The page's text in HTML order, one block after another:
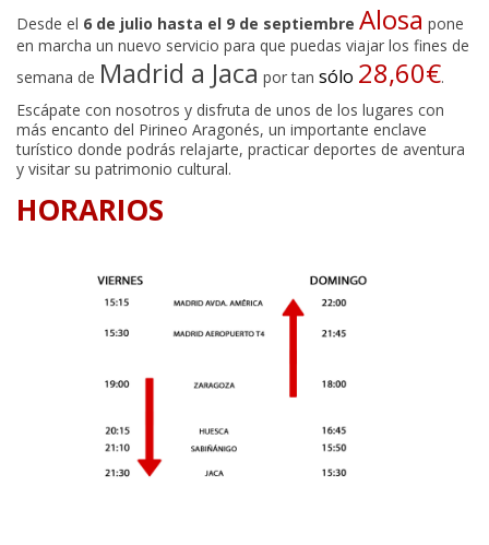
Desde el 6 de julio hasta el 9 de septiembre Alosa pone
en marcha un nuevo servicio para que puedas viajar los fines de
semana de Madrid a Jaca por tan sólo 28,60€.
Escápate con nosotros y disfruta de unos de los lugares con
más encanto del Pirineo Aragonés, un importante enclave
turístico donde podrás relajarte, practicar deportes de aventura
y visitar su patrimonio cultural.
HORARIOS